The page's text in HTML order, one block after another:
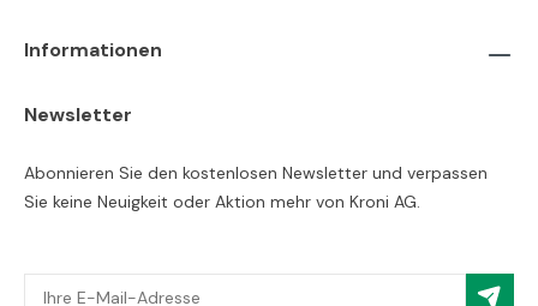
Informationen
Newsletter
Abonnieren Sie den kostenlosen Newsletter und verpassen
Sie keine Neuigkeit oder Aktion mehr von Kroni AG.